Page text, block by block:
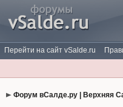
Перейти на сайт vSalde.ru
Форум вСалде.ру | Верхняя